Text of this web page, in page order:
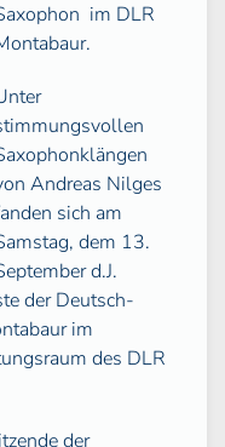
im DLR
Andreas Nilges
sich am
dem 13.
d.J.
der Deutsch-
im
des DLR
der